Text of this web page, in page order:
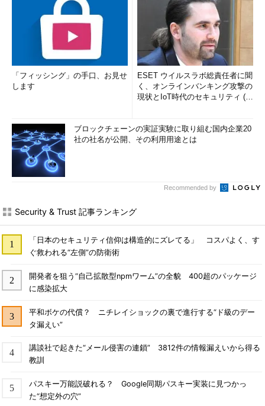
「フィッシング」の手口、お見せ
します
ESET ウイルスラボ総責任者に聞
く、オンラインバンキング攻撃の
現状とIoT時代のセキュリティ (1/
ブロックチェーンの実証実験に取り組む国内企業20
社の社名が公開、その利用用途とは
Recommended by
Security & Trust 記事ランキング
「日本のセキュリティ信仰は構造的にズレてる」 コスパよく、す
ぐ救われる“左側”の防衛術
開発者を狙う“自己拡散型npmワーム”の全貌 400超のパッケージ
に感染拡大
平和ボケの代償？ ニチレイショックの裏で進行する“ド級のデー
タ漏えい”
講談社で起きた“メール侵害の連鎖” 3812件の情報漏えいから得る
教訓
パスキー万能説破れる？ Google同期パスキー実装に見つかっ
た“想定外の穴”